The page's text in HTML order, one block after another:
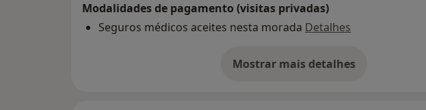
Modalidades de pagamento (visitas privadas)
Seguros médicos aceites nesta morada Detalhes
Mostrar mais detalhes
sobre o endereço